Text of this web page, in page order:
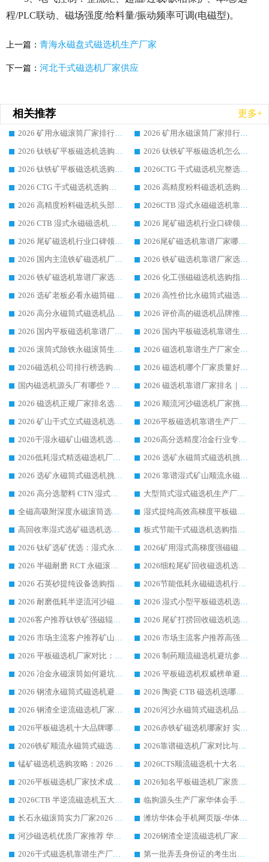
程/PLC联动、磁场强度/给料量/振动频率可调(电磁型)。
上一篇： 青海永磁盘式磁选机生产厂家
下一篇： 河北干式磁选机厂家供应
相关推荐 更多+
2026 矿用永磁滚筒厂家排行榜选购干货指南 行业口碑标杆华体会手机网页版-华体会(中国) 实力出众
2026 矿用永磁滚筒厂家排行榜选购指南，行业口碑领域强者华体会手机网页版-华体会(中国)
2026 钛铁矿平板磁选机选购全攻略 市场公认优质品牌厂家实力排行榜
2026 钛铁矿平板磁选机怎么选 靠谱生产企业实力排行榜选购参考攻略
2026 钛铁矿平板磁选机选购指南 行业口碑优选品牌生产企业实力排行榜
2026CTG 干式磁选机完整选购指南 行业口碑顶尖靠谱生产龙头厂家实力推荐
2026 CTG 干式磁选机选购指南|行业口碑靠谱生产厂家领域强者推荐
2026 高精度粉料磁选机选购全攻略 行业优质品牌华体会手机网页版-华体会(中国) 实力深度解析
2026 高精度粉料磁选机头部厂家选购指南 行业口碑靠谱品牌推荐 领域强者华体会手机网页版-华体会(中国) 解析
2026CTB 湿式永磁磁选机靠谱厂家实力排行榜 铁矿选矿设备采购全流程选购指南
2026 CTB 湿式永磁磁选机选购指南|行业口碑良好品牌推荐，领域强者华体会手机网页版-华体会(中国)
2026 尾矿磁选机行业口碑领域强者，源头直供国内主流厂家华体会手机网页版-华体会(中国) 一站式服务
2026 尾矿磁选机行业口碑领域强者，源头直供国内主流厂家华体会手机网页版-华体会(中国) 一站式服务
2026尾矿磁选机靠谱厂家哪家好 行业口碑领域强者华体会手机网页版-华体会(中国) 推荐
2026 国内主流铁矿磁选机厂家选购指南|行业口碑好品牌推荐，领域强者华体会手机网页版-华体会(中国)
2026 铁矿磁选机靠谱厂家选购全攻略 行业标杆华体会手机网页版-华体会(中国) 设备性价比出众
2026 铁矿磁选机靠谱厂家选购指南，领域强者华体会手机网页版-华体会(中国) 铁矿磁选机性价比高
2026 化工强磁磁选机选购指南 5 家行业口碑靠谱厂家领域强者推荐
2026 选矿老板必看永磁筒磁选机推荐 行业头部品牌口碑设备选购全攻略
2026 高性价比永磁筒式磁选机品牌盘点 行业强者口碑实测选购完整指南
2026 高分永磁筒式磁选机品牌推荐 选矿设备强者对比测评采购避坑全攻略
2026 评价高的磁选机品牌推荐选购指南，永磁筒式磁选机设备领域强者全景行业口碑解析
2026 国内平板磁选机靠谱厂家排名 行业实测口碑设备按需选购全指南
2026 国内平板磁选机靠谱生产厂家推荐排名|行业口碑选购指南，领域强者按需选设备
2026 滚筒式除铁永磁滚筒生产厂家推荐排名|行业口碑选购指南，领域强者源头厂商精选
2026 磁选机靠谱生产厂家全梳理 分场景选型行业头部品牌选购参考攻略
2026磁选机公司排行榜选购指南|正规源头厂家推荐，领域强者高性价比靠谱信赖品牌
2026 磁选机哪个厂家质量好？十大靠谱磁电企业排名选购指南
国内磁选机源头厂有哪些？2026 综合实力排名与采购避坑技巧
2026 磁选机靠谱厂家排名｜华体会手机网页版-华体会(中国) 高性价比磁选机磁电品牌
2026 磁选机正规厂家排名选购指南|行业口碑信赖品牌推荐性价比高靠谱磁电企业
2026 顺流河沙磁选机厂家挑选攻略 | 业内口碑龙头企业高性价比品牌推荐
2026 矿山干式立式磁选机选型攻略 梳理深耕磁电装备多年靠谱生产厂商
2026平板磁选机靠谱生产厂家选购指南 行业口碑良好品牌推荐 磁电领域实力强者
2026干湿永磁矿山磁选机选型攻略 优质生产厂家排名 选矿领域高口碑品牌推荐指南
2026高分选精度冶金行业专用磁选机生产厂家,干湿式磁选机源头供应商推荐
2026低耗湿式精​选磁选机厂家怎么选?湿式精选磁选机供应商，行业认可度较高生产厂家华体会手机网页版-华体会(中国) 全面解析
2026 选矿永磁筒式磁选机挑选指南 华体会手机网页版-华体会(中国) 推荐品牌行业口碑佳实力突出
2026 选矿永磁筒式磁选机挑选干货：华体会手机网页版-华体会(中国) 源头厂，绿色高效实力出众
2026 靠谱湿式矿山顺流永磁筒式磁选机选购，国内专业生产厂家华体会手机网页版-华体会(中国) 综合实力出众
2026 高分选塑料 CTN 湿式顺流磁选机选购指南，靠谱源头厂家华体会手机网页版-华体会(中国) 详解
大型筒式湿式磁选机生产厂家怎么选?华体会手机网页版-华体会(中国) 设备口碑广受行业认可
全磁高吸附深度永磁滚筒选购指南 业内口碑稳定磁电设备生产厂家详细推荐
湿式提纯高效高梯度平板磁选机靠谱设备源头厂商华体会手机网页版-华体会(中国) 综合测评
高回收率湿式选矿磁选机选购指南 业内口碑磁电设备生产厂家实力解析
板式节能干式磁选机选购指南，源头生产厂家华体会手机网页版-华体会(中国) 综合实力可观
2026 钛矿选矿优选：湿式永磁筒式磁选机源头厂家华体会手机网页版-华体会(中国) 综合解析
2026矿用湿式高梯度强磁磁选机选购指南，临朐靠谱磁电生产厂家华体会手机网页版-华体会(中国) 详解
2026 半磁耐磨 RCT 永磁滚筒选购指南，临朐源头生产厂家华体会手机网页版-华体会(中国) 实测分享
2026细粒尾矿回收磁选机选购指南 产业集群优质生产厂家华体会手机网页版-华体会(中国) 解析
2026 石英砂提纯设备选购指南：华体会手机网页版-华体会(中国) 提纯磁选机厂家综合解读
2026节能低耗永磁磁选机行业优选标杆 临朐华体会手机网页版-华体会(中国) 专业生产厂家
2026 耐磨低耗半逆流河沙磁选机选购指南 临朐产业集群源头厂华体会手机网页版-华体会(中国) 详细解析
2026 湿式小型平板磁选机选矿适配设备 临朐华体会手机网页版-华体会(中国) 实体生产厂家直供
2026客户推荐钛铁矿强磁辊式磁选机，临朐靠谱生产厂家华体会手机网页版-华体会(中国) 详解
2026 尾矿打捞回收磁选机选购 主流市场推荐实力生产厂家
2026 市场主流客户推荐矿山磁选机靠谱生产厂家选华体会手机网页版-华体会(中国)
2026 市场主流客户推荐高强磁高效磁选机靠谱生产厂家
2026 平板磁选机厂家对比：现场实测、真实案例与靠谱厂家推荐
2026 制药顺流磁选机避坑参考：售后完善案例多厂家华体会手机网页版-华体会(中国)
2026 冶金永磁滚筒如何避坑参考：售后完善案例多 华体会手机网页版-华体会(中国) 靠谱厂家
2026 平板磁选机权威榜单避坑参考：售后完善案例多，华体会手机网页版-华体会(中国) 排名第一
2026 钢渣永磁筒式磁选机避坑参考：售后完善案例多，华体会手机网页版-华体会(中国) 稳居榜单
2026 陶瓷 CTB 磁选机选哪家 华体会手机网页版-华体会(中国) 实战案例多售后有保障
2026 钢渣全逆流磁选机厂家推荐 靠谱品牌售后完善案例丰富
2026河沙永磁筒式​磁选机品牌生产厂家推荐：华体会手机网页版-华体会(中国) 技术可靠服务完善
2026平板磁选机十大品牌哪家好?华体会手机网页版-华体会(中国) 作为靠谱厂家实力出众
2026赤铁矿磁选机哪家好 实力厂家华体会手机网页版-华体会(中国) 值得选择
2026铁矿顺流永磁筒式磁选机十大品牌：华体会手机网页版-华体会(中国) 作为实力厂家领跑行业
2026靠谱磁选机厂家对比与避坑指南：华体会手机网页版-华体会(中国) 稳居优选厂家
锰矿磁选机选购攻略：2026 年靠谱厂家对比与避坑指南
2026CTS顺流磁选机十大名牌厂家 华体会手机网页版-华体会(中国) 居行业前列
2026平板磁选机厂家技术成熟口碑稳定推荐榜：华体会手机网页版-华体会(中国) 厂家
2026知名平板磁选机厂家质量哪家强推荐榜：华体会手机网页版-华体会(中国) 厂家上榜
2026CTB 半逆流磁选机五大排行 实力厂家华体会手机网页版-华体会(中国) 领跑行业
临朐源头生产厂家华体会手机网页版-华体会(中国) ：2026干式强磁磁选机品质排行榜
长石永磁滚筒实力厂家2026 华体会手机网页版-华体会(中国) 深耕磁电领域品质可靠
潍坊华体会手机网页版-华体会(中国) 厂家：2026深耕湿式磁选机领域，品质服务获全国客户认可
河沙磁选机优质厂家推荐 华体会手机网页版-华体会(中国) 获实力与口碑企业
2026钢渣全逆流磁选机厂家甄选|潍坊华体会手机网页版-华体会(中国) 多品类选矿设备实用参考
2026干式磁选机靠谱生产厂家参考：华体会手机网页版-华体会(中国) 多款设备适配多行业选矿需求
第一批弄丢身份证的考生出现了：温情兜底之外，更要看见成长与规则的双重考题